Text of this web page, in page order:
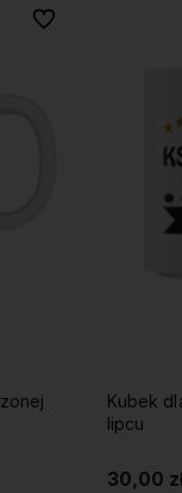
Do ulubionych
Do ulubionych
Kubek
lipcu
30,00